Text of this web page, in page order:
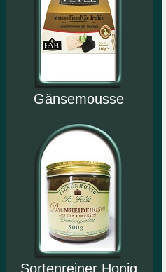
Gänsemousse
Sortenreiner Honig